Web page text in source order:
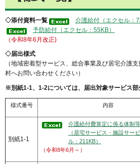
◇添付資料一覧
介護給付（エクセル：
予防給付（エクセル：55KB）
（令和8年6 月改正)
◇届出様式
（地域密着型サービス、総合事業及び居宅介護
村へお問い合わせください）
※別紙1-1、1-2については、届出対象サービス部
様式番号 内容
別紙1-1
介護給付費算定に係る体制
（居宅サービス・施設サー
ル：211KB）
（令和8年6月～）